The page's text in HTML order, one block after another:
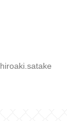
hiroaki.satake